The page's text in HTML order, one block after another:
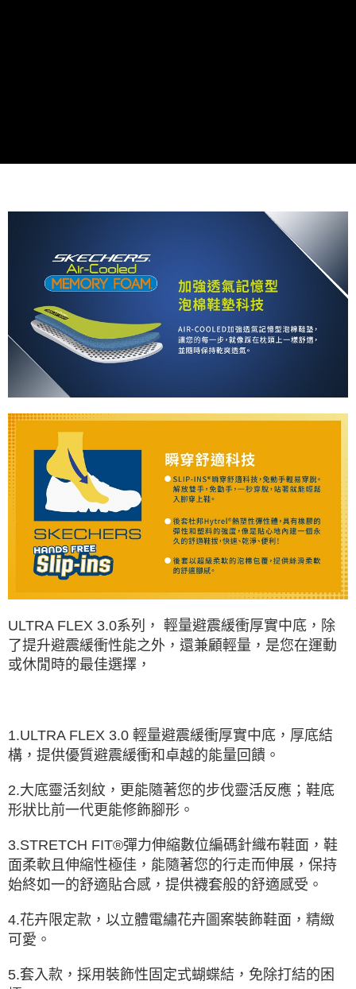
ULTRA FLEX 3.0系列， 輕量避震緩衝厚實中底，除
了提升避震緩衝性能之外，還兼顧輕量，是您在運動
或休閒時的最佳選擇，
1.ULTRA FLEX 3.0 輕量避震緩衝厚實中底，厚底結
構，提供優質避震緩衝和卓越的能量回饋。
2.大底靈活刻紋，更能隨著您的步伐靈活反應；鞋底
形狀比前一代更能修飾腳形。
3.STRETCH FIT®彈力伸縮數位編碼針織布鞋面，鞋
面柔軟且伸縮性極佳，能隨著您的行走而伸展，保持
始終如一的舒適貼合感，提供襪套般的舒適感受。
4.花卉限定款，以立體電繡花卉圖案裝飾鞋面，精緻
可愛。
5.套入款，採用裝飾性固定式蝴蝶結，免除打結的困